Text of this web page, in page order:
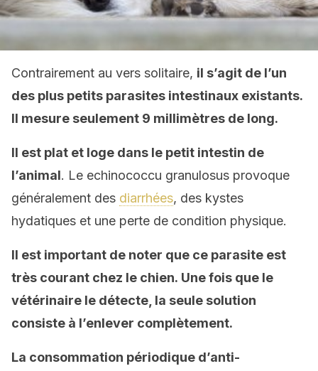
Contrairement au vers solitaire, il s’agit de l’un
des plus petits parasites intestinaux existants.
Il mesure seulement 9 millimètres de long.
Il est plat et loge dans le petit intestin de
l’animal. Le echinococcu granulosus provoque
généralement des diarrhées, des kystes
hydatiques et une perte de condition physique.
Il est important de noter que ce parasite est
très courant chez le chien. Une fois que le
vétérinaire le détecte, la seule solution
consiste à l’enlever complètement.
La consommation périodique d’anti-